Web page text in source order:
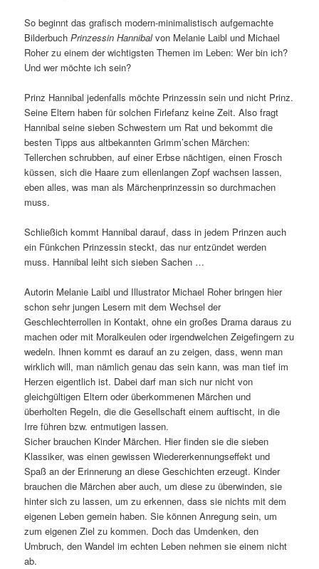
So beginnt das grafisch modern-minimalistisch aufgemachte
BilderbuchPrinzessin Hannibalvon Melanie Laibl und Michael
Roher zu einem der wichtigsten Themen im Leben: Wer bin ich?
Und wer möchte ich sein?
Prinz Hannibal jedenfalls möchte Prinzessin sein und nicht Prinz.
Seine Eltern haben für solchen Firlefanz keine Zeit. Also fragt
Hannibal seine sieben Schwestern um Rat und bekommt die
besten Tipps aus altbekannten Grimm’schen Märchen:
Tellerchen schrubben, auf einer Erbse nächtigen, einen Frosch
küssen, sich die Haare zum ellenlangen Zopf wachsen lassen,
eben alles, was man als Märchenprinzessin so durchmachen
muss.
Schließich kommt Hannibal darauf, dass in jedem Prinzen auch
ein Fünkchen Prinzessin steckt, das nur entzündet werden
muss. Hannibal leiht sich sieben Sachen …
Autorin Melanie Laibl und Illustrator Michael Roher bringen hier
schon sehr jungen Lesern mit dem Wechsel der
Geschlechterrollen in Kontakt, ohne ein großes Drama daraus zu
machen oder mit Moralkeulen oder irgendwelchen Zeigefingern zu
wedeln. Ihnen kommt es darauf an zu zeigen, dass, wenn man
wirklich will, man nämlich genau das sein kann, was man tief im
Herzen eigentlich ist. Dabei darf man sich nur nicht von
gleichgültigen Eltern oder überkommenen Märchen und
überholten Regeln, die die Gesellschaft einem auftischt, in die
Irre führen bzw. entmutigen lassen.
Sicher brauchen Kinder Märchen. Hier finden sie die sieben
Klassiker, was einen gewissen Wiedererkennungseffekt und
Spaß an der Erinnerung an diese Geschichten erzeugt. Kinder
brauchen die Märchen aber auch, um diese zu überwinden, sie
hinter sich zu lassen, um zu erkennen, dass sie nichts mit dem
eigenen Leben gemein haben. Sie können Anregung sein, um
zum eigenen Ziel zu kommen. Doch das Umdenken, den
Umbruch, den Wandel im echten Leben nehmen sie einem nicht
ab.